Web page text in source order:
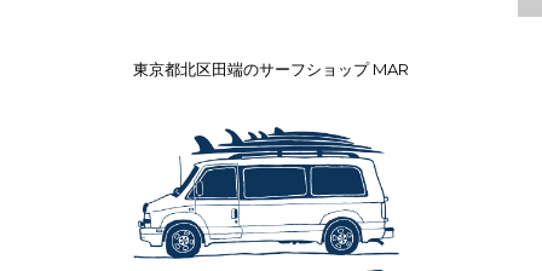
東京都北区田端のサーフショップ MAR